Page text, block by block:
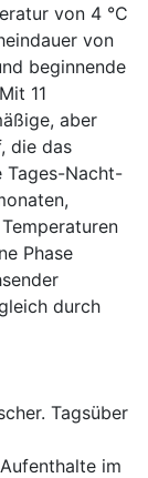
von 4 °C
von
beginnende
11
aber
die das
Tages-Nacht-
Phase
durch
Tagsüber
im